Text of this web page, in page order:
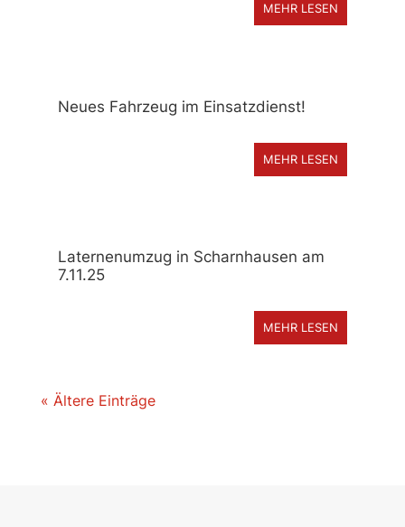
MEHR LESEN
Neues Fahrzeug im Einsatzdienst!
MEHR LESEN
Laternenumzug in Scharnhausen am
7.11.25
MEHR LESEN
« Ältere Einträge